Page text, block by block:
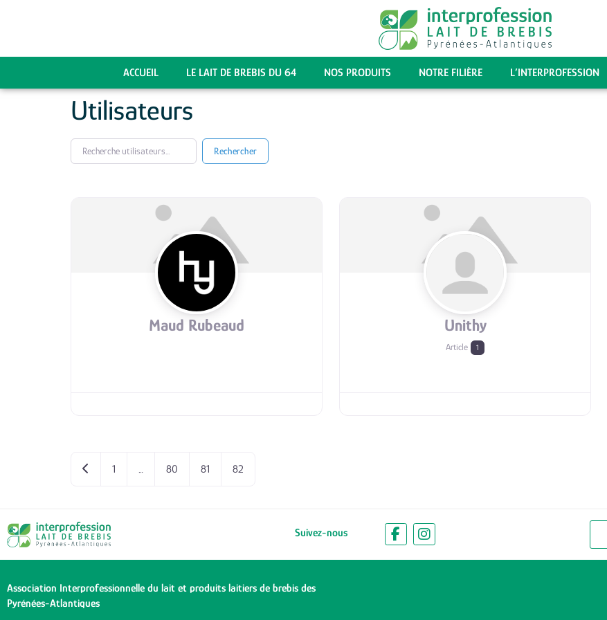
ACCUEIL LE LAIT DE BREBIS DU 64 NOS PRODUITS NOTRE FILIÈRE L’INTERPROFESSION
Utilisateurs
Recherche utilisateurs...
Recherche utilisateurs...
Rechercher
Maud Rubeaud Unithy
Article 1
Articles plus récents
1 … 80 81 82
Suivez-nous
Association Interprofessionnelle du lait et produits laitiers de brebis des
Pyrénées-Atlantiques